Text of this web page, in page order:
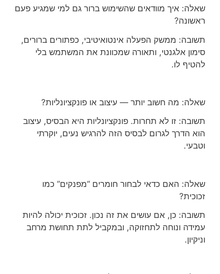
שאלה: איך מוודאים שהשימוש ברור גם למי שמגיע פעם
ראשונה?
תשובה: ממשק הפעלה אינטואיטיבי, כפתורים ברורים,
סימון אלגנטי, ותאורה שמכוונת את המשתמש בלי
להטיף לו.
שאלה: מה חשוב יותר — עיצוב או פונקציונליות?
תשובה: זו לא תחרות. פונקציונליות היא הבסיס, עיצוב
הוא הדרך לגרום לבסיס הזה להרגיש נעים, יוקרתי
וטבעי.
שאלה: האם כדאי לבחור חומרים “מפנקים” כמו
זכוכית?
תשובה: כן, אם עושים את זה נכון. זכוכית יכולה להיות
עמידה ונוחה לתחזוקה, ובמקביל לתת תחושת מרחב
וניקיון.